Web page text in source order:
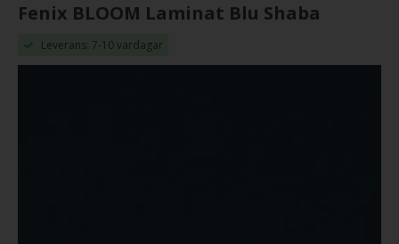
Fenix BLOOM Laminat Blu Shaba
Leverans: 7-10 vardagar